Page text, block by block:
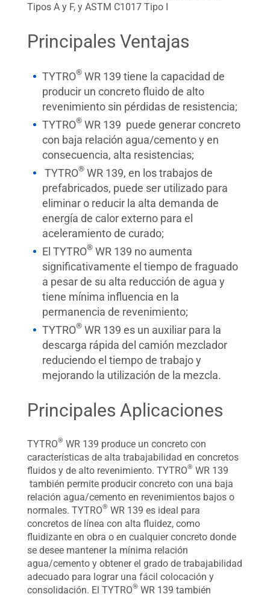
Tipos A y F, y ASTM C1017 Tipo I
Principales Ventajas
TYTRO® WR 139 tiene la capacidad de
producir un concreto fluido de alto
revenimiento sin pérdidas de resistencia;
TYTRO® WR 139 puede generar concreto
con baja relación agua/cemento y en
consecuencia, alta resistencias;
TYTRO® WR 139, en los trabajos de
prefabricados, puede ser utilizado para
eliminar o reducir la alta demanda de
energía de calor externo para el
aceleramiento de curado;
El TYTRO® WR 139 no aumenta
significativamente el tiempo de fraguado
a pesar de su alta reducción de agua y
tiene mínima influencia en la
permanencia de revenimiento;
TYTRO® WR 139 es un auxiliar para la
descarga rápida del camión mezclador
reduciendo el tiempo de trabajo y
mejorando la utilización de la mezcla.
Principales Aplicaciones
TYTRO® WR 139 produce un concreto con
características de alta trabajabilidad en concretos
fluidos y de alto revenimiento. TYTRO® WR 139
también permite producir concreto con una baja
relación agua/cemento en revenimientos bajos o
normales. TYTRO® WR 139 es ideal para
concretos de línea con alta fluidez, como
fluidizante en obra o en cualquier concreto donde
se desee mantener la mínima relación
agua/cemento y obtener el grado de trabajabilidad
adecuado para lograr una fácil colocación y
consolidación. El TYTRO® WR 139 también